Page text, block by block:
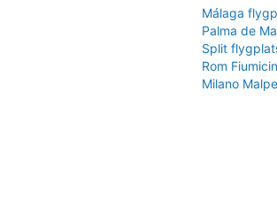
Málaga
Palma de
Split
Rom
Milano